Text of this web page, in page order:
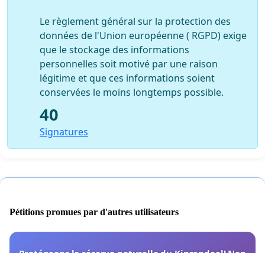
Le règlement général sur la protection des
données de l'Union européenne ( RGPD) exige
que le stockage des informations
personnelles soit motivé par une raison
légitime et que ces informations soient
conservées le moins longtemps possible.
40
Signatures
Pétitions promues par d'autres utilisateurs